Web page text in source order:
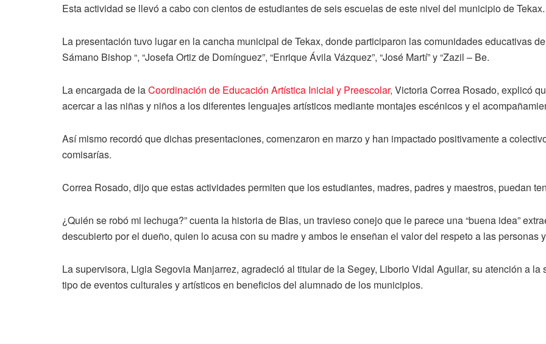
Esta actividad se llevó a cabo con cientos de estudiantes de seis escuelas de este nivel del municipio de Tekax.
La presentación tuvo lugar en la cancha municipal de Tekax, donde participaron las comunidades educativas
Sámano Bishop “, “Josefa Ortiz de Domínguez”, “Enrique Ávila Vázquez”, “José Martí” y “Zazil – Be.
La encargada de laCoordinación de Educación Artística Inicial y Preescolar, Victoria Correa Rosado, explicó
acercar a las niñas y niños a los diferentes lenguajes artísticos mediante montajes escénicos y el
Así mismo recordó que dichas presentaciones, comenzaron en marzo y han impactado positivamente a
comisarías.
Correa Rosado, dijo que estas actividades permiten que los estudiantes, madres, padres y maestros, puedan
¿Quién se robó mi lechuga?” cuenta la historia de Blas, un travieso conejo que le parece una “buena idea”
descubierto por el dueño, quien lo acusa con su madre y ambos le enseñan el valor del respeto a las personas
La supervisora, Ligia Segovia Manjarrez, agradeció al titular de la Segey, Liborio Vidal Aguilar, su atención a
tipo de eventos culturales y artísticos en beneficios del alumnado de los municipios.